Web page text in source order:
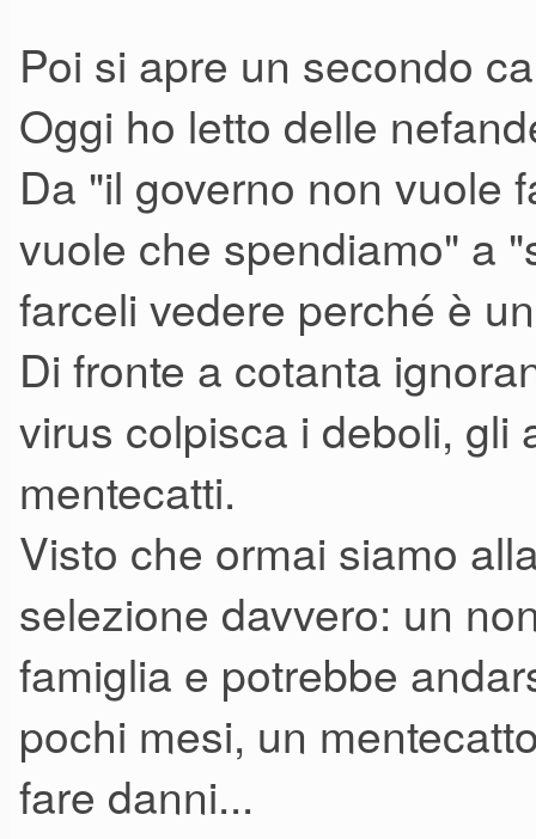
Poi si apre un secondo
Oggi ho letto delle
Da "il governo non vuole
vuole che spendiamo" a
farceli vedere perché è
Di fronte a cotanta
virus colpisca i deboli, gli
mentecatti.
Visto che ormai siamo
selezione davvero: un
famiglia e potrebbe
pochi mesi, un
fare danni...